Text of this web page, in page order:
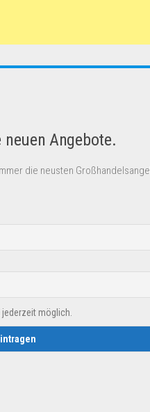
Angebote.
die neusten
möglich.